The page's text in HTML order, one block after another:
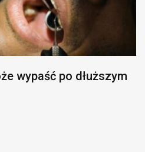
wypaść po dłuższym